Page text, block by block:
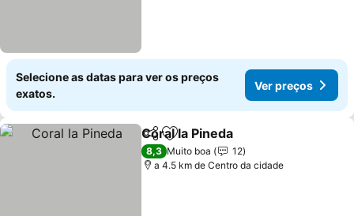
Selecione as datas para ver os preços
exatos.
Ver preços
PartilharAdicionar aos favoritos
Coral la Pineda
8,3 Muito boa
12
a 4.5 km de Centro da cidade